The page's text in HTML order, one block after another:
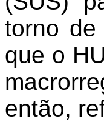
torno de
que o
então,